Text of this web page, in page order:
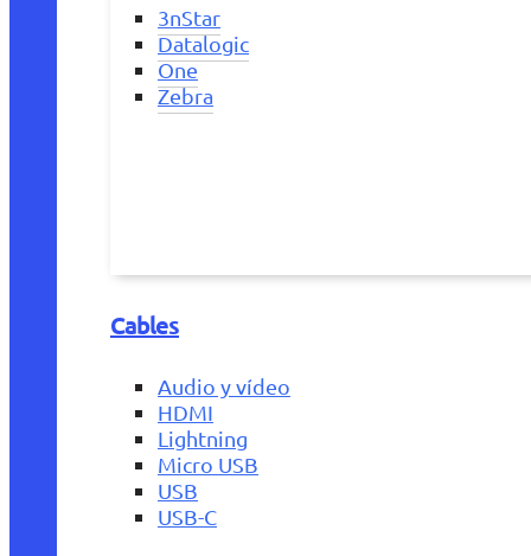
3nStar
Datalogic
One
Zebra
Cables
Audio y vídeo
HDMI
Lightning
Micro USB
USB
USB-C